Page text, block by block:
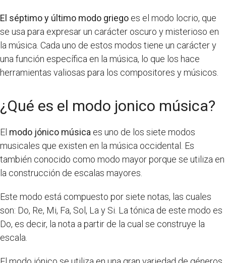
El séptimo y último modo griego es el modo locrio, que
se usa para expresar un carácter oscuro y misterioso en
la música. Cada uno de estos modos tiene un carácter y
una función específica en la música, lo que los hace
herramientas valiosas para los compositores y músicos.
¿Qué es el modo jonico música?
El modo jónico música es uno de los siete modos
musicales que existen en la música occidental. Es
también conocido como modo mayor porque se utiliza en
la construcción de escalas mayores.
Este modo está compuesto por siete notas, las cuales
son: Do, Re, Mi, Fa, Sol, La y Si. La tónica de este modo es
Do, es decir, la nota a partir de la cual se construye la
escala.